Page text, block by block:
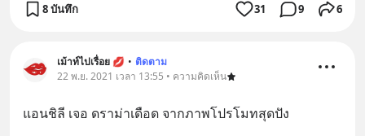
8 บันทึก 31 9 6
เม้าท์ไปเรื่อย 💋 • ติดตาม
22 พ.ย. 2021 เวลา 13:55 • ความคิดเห็น
แอนชิลี เจอ ดราม่าเดือด จากภาพโปรโมทสุดปัง